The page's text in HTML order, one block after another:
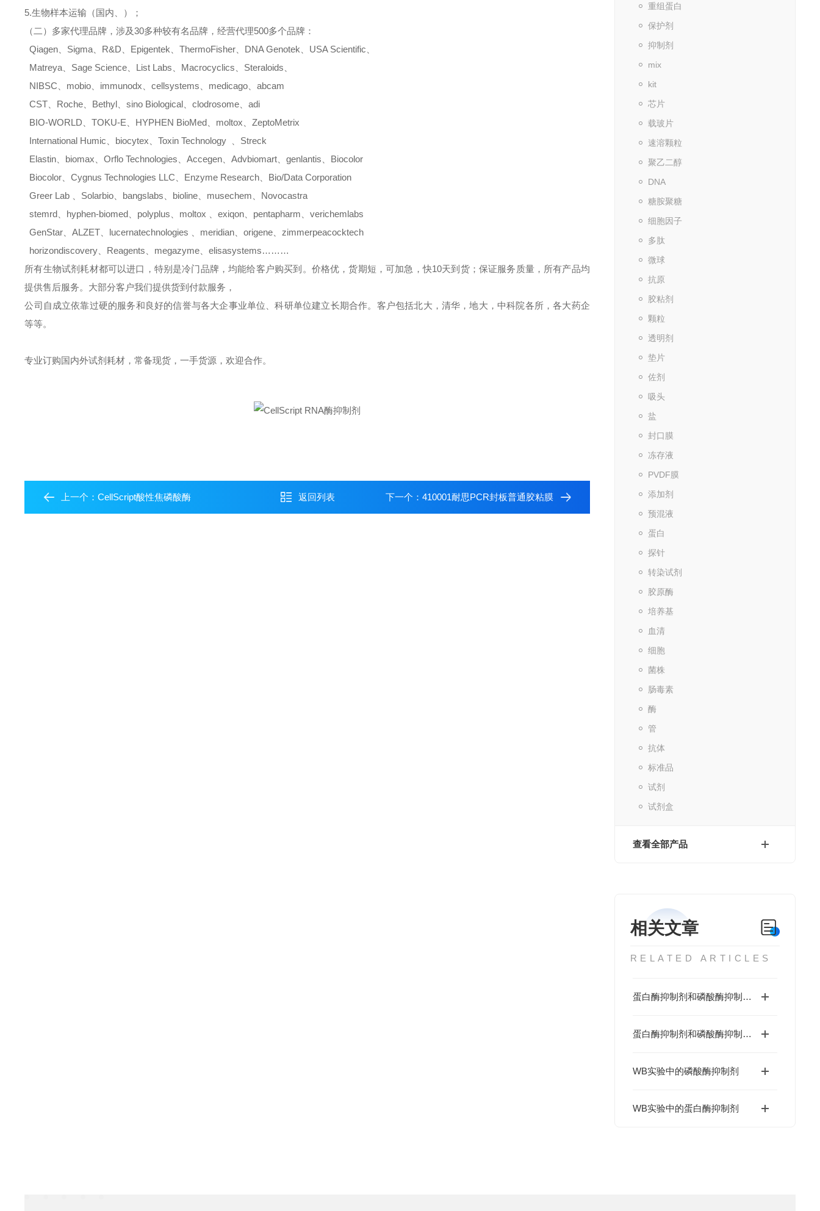
重组蛋白
保护剂
抑制剂
mix
kit
芯片
载玻片
速溶颗粒
聚乙二醇
DNA
糖胺聚糖
细胞因子
多肽
微球
抗原
胶粘剂
颗粒
透明剂
垫片
佐剂
吸头
盐
封口膜
冻存液
PVDF膜
添加剂
预混液
蛋白
探针
转染试剂
胶原酶
培养基
血清
细胞
菌株
肠毒素
酶
管
抗体
标准品
试剂
试剂盒
查看全部产品
相关文章
RELATED ARTICLES
蛋白酶抑制剂和磷酸酶抑制剂有哪些区别？
蛋白酶抑制剂和磷酸酶抑制剂在使用中应该注意哪些问题呢？
WB实验中的磷酸酶抑制剂
WB实验中的蛋白酶抑制剂
5.生物样本运输（国内、）；
（二）多家代理品牌，涉及30多种较有名品牌，经营代理500多个品牌：
Qiagen
Sigma R&D Epigentek 、ThermoFisher DNA Genotek USA Scientific
Matreya
Sage Science List Labs Macrocyclics Steraloids
NIBSC
mobio immunodx 、cellsystems medicago 、abcam
CST
Roche Bethyl 、sino Biological 、clodrosome 、adi
BIO-WORLD 、TOKU-E HYPHEN BioMed moltox 、ZeptoMetrix
International Humic
biocytex 、Toxin Technology
Streck
Elastin
biomax 、Orflo Technologies 、Accegen 、Advbiomart 、genlantis
Biocolor
Biocolor 、Cygnus Technologies LLC Enzyme Research
Bio/Data Corporation
Greer Lab
Solarbio bangslabs bioline musechem
Novocastra
stemrd
hyphen-biomed polyplus moltox 、exiqon pentapharm 、verichemlabs
GenStar 、ALZET lucernatechnologies meridian 、origene
zimmerpeacocktech
horizondiscovery
Reagents megazyme 、elisasystems………
所有生物试剂耗材都可以进口，特别是冷门品牌，均能给客户购买到。价格优，货期短，可加急，快10天到货；保证服务质量，所有产品均
提供售后服务。大部分客户我们提供货到付款服务，
公司自成立依靠过硬的服务和良好的信誉与各大企事业单位、科研单位建立长期合作。客户包括北大，清华，地大，中科院各所，各大药企
等等。
专业订购国内外试剂耗材，常备现货，一手货源，欢迎合作。
上一个：CellScript酸性焦磷酸酶 返回列表 下一个： 410001耐思PCR封板普通胶粘膜